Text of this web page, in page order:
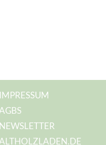
IMPRESSUM
NEWSLETTER